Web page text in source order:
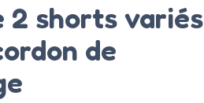
2 shorts variés
de